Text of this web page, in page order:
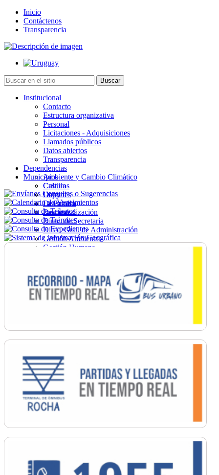
Inicio
Contáctenos
Transparencia
Institucional
Contacto
Estructura organizativa
Personal
Licitaciones - Adquisiciones
Llamados públicos
Datos abiertos
Transparencia
Dependencias
Ambiente y Cambio Climático
Cultura
Deportes
Desarrollo
Descentralización
Direc. de Secretaría
Direc. Gral. de Administración
Gestión Ambiental
Gestión Humana
Ordenamiento
Promoción Social
Salud
Secretaría General
Municipios
Castillos
Chuy
La Paloma
Lascano